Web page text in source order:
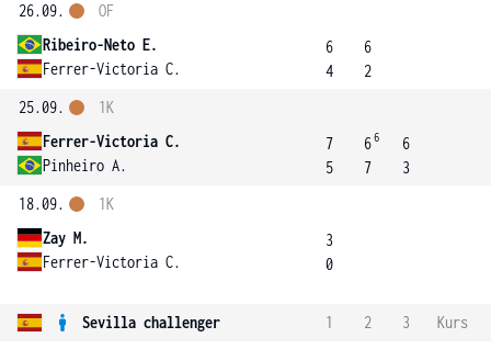
26.09.
Ribeiro-Neto E.
Ferrer-Victoria C.
OF
6
4
6
2
25.09.
Ferrer-Victoria C.
Pinheiro A.
1K
7
5
66
7
6
3
18.09.
Zay M.
Ferrer-Victoria C.
1K
3
0
Sevilla challenger 1 2 3
Kurs